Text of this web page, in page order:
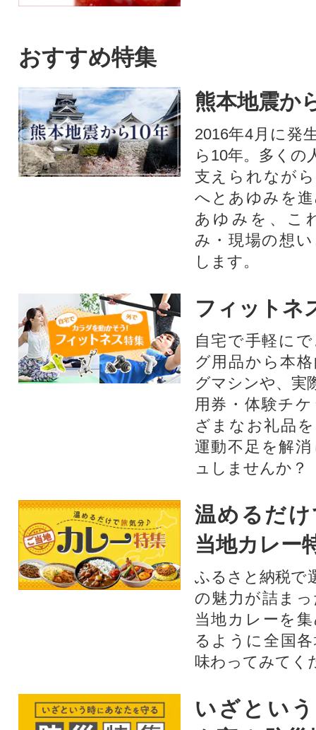
おすすめ特集
熊本地震か
2016年4月に発
ら10年。多くの
支えられなが
へとあゆみを
あゆみを、こ
み・現場の想
します。
フィットネ
自宅で手軽に
グ用品から本
グマシンや、実
用券・体験チ
ざまなお礼品
運動不足を解
ュしませんか？
温めるだ
当地カレー
ふるさと納税で
の魅力が詰ま
当地カレーを
るように全国
味わってみてく
いざとい